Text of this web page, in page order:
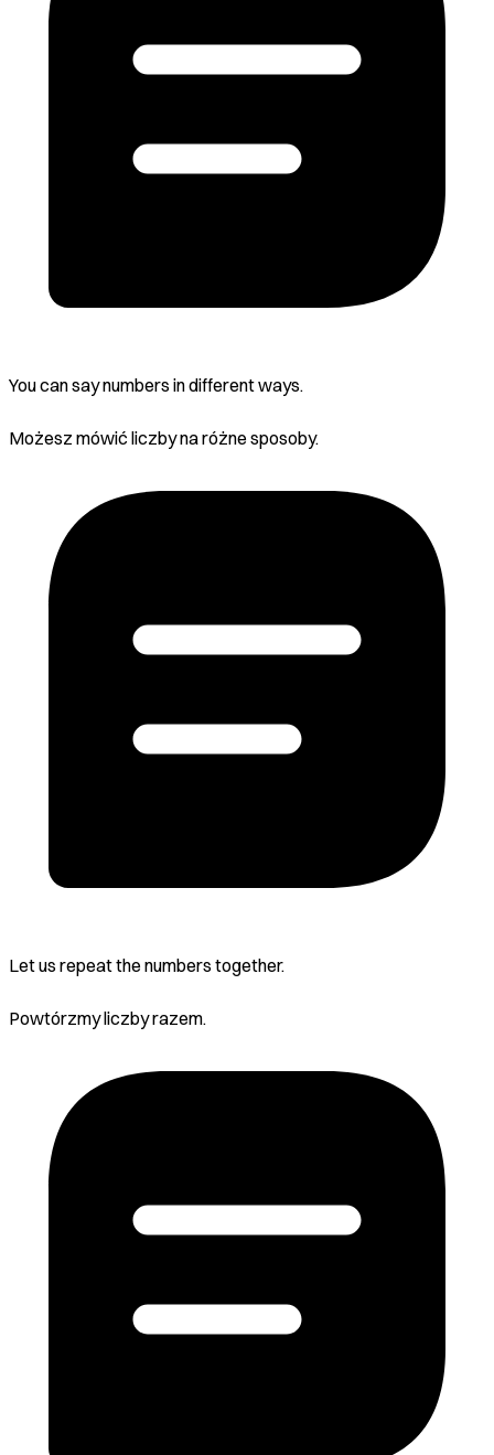
You can say numbers in different ways.
Możesz mówić liczby na różne sposoby.
Let us repeat the numbers together.
Powtórzmy liczby razem.